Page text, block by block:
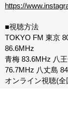
https://
■視聴方法
TOKYO FM 東京
86.6MHz
青梅 83.6MHz 八
76.7MHz 八丈島
オンライン視聴(全